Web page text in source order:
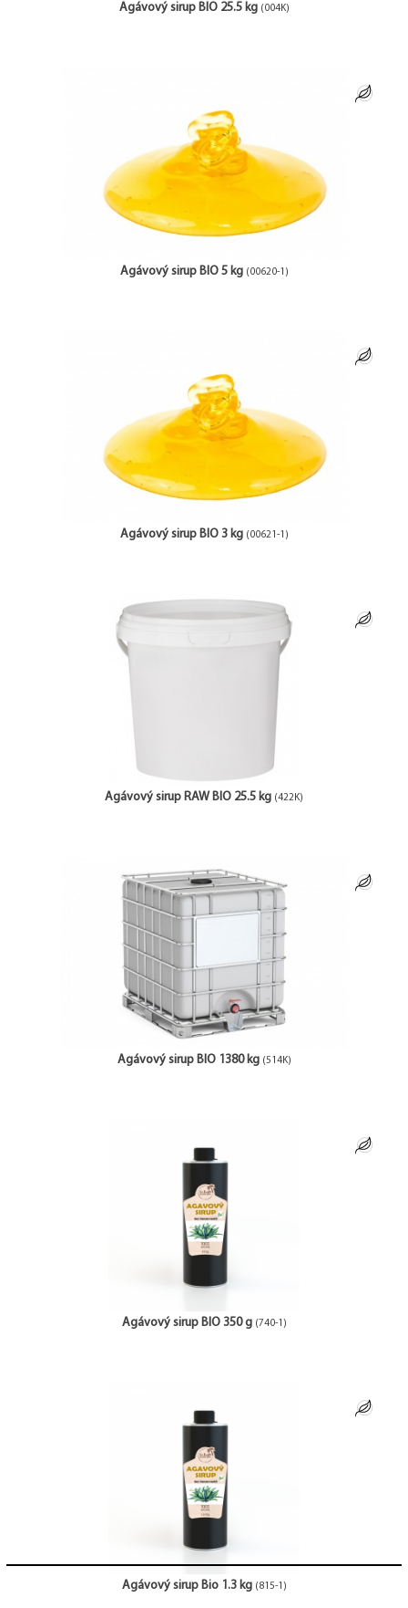
Agávový sirup BIO 25.5 kg (004K)
Agávový sirup BIO 5 kg (00620-1)
Agávový sirup BIO 3 kg (00621-1)
Agávový sirup RAW BIO 25.5 kg (422K)
Agávový sirup BIO 1380 kg (514K)
Agávový sirup BIO 350 g (740-1)
Agávový sirup Bio 1.3 kg (815-1)